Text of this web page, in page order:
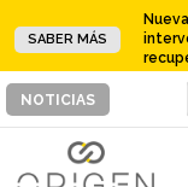
SABER MÁS
NOTICIAS